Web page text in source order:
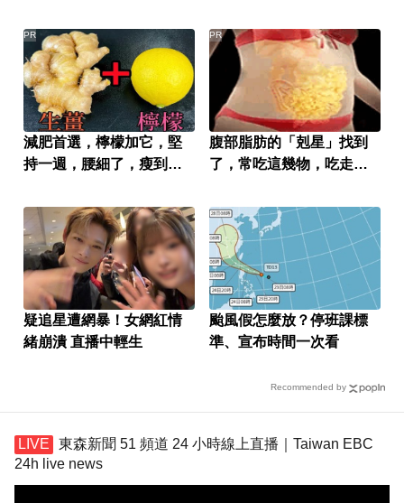
減肥首選，檸檬加它，堅
持一週，腰細了，瘦到你
PR
腹部脂肪的「剋星」找到
了，常吃這幾物，吃走大
PR
疑追星遭網暴！女網紅情
緒崩潰 直播中輕生
颱風假怎麼放？停班課標
準、宣布時間一次看
Recommended by
東森新聞 51 頻道 24 小時線上直播｜Taiwan EBC
24h live news